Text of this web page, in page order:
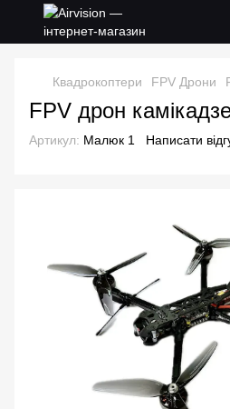
Квадрокоптери FPV Дрони
FPV дрон
Артикул: Малюк 1 Написати